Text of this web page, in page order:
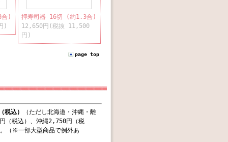
)
)
押寿司器 16切 (約1.3合)
12,650円(税抜 11,500
円)
page top
税込）
（ただし北海道・沖縄・離
（税込）、沖縄2,750円（税
（※一部大型商品で例外あ